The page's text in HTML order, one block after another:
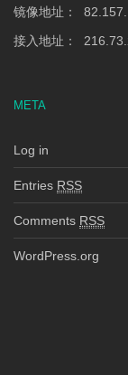
镜像地址：
接入地址：
META
Log in
Entries RSS
Comments RSS
WordPress.org